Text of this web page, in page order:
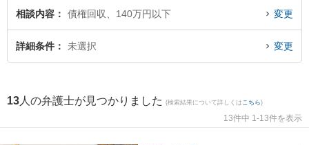
ブルを今すぐに弁護士に相談したい』『140万円以下の債権回収のトラブル解
決の実績豊富な近くの弁護士を検索したい』『初回相談無料で140万円以下の
債権回収を法律相談できる豊橋市内の弁護士に相談予約したい』などでお困り
相談内容 債権回収、140万円以下 変更
詳細条件 未選択 変更
13 人の弁護士が見つかりました (検索結果について詳しくは こちら)
13件中 1-13件を表示